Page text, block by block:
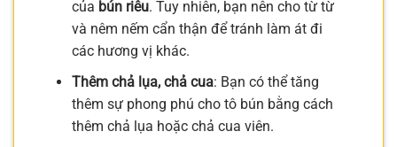
của bún riêu. Tuy nhiên, bạn nên cho từ từ
và nêm nếm cẩn thận để tránh làm át đi
các hương vị khác.
Thêm chả lụa, chả cua: Bạn có thể tăng
thêm sự phong phú cho tô bún bằng cách
thêm chả lụa hoặc chả cua viên.